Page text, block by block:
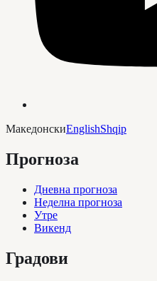
МакедонскиEnglishShqip
Прогноза
Дневна прогноза
Неделна прогноза
Утре
Викенд
Градови